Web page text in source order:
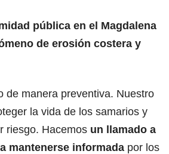
pública en el Magdalena
de erosión costera y
de manera preventiva. Nuestro
la vida de los samarios y
riesgo. Hacemos un llamado a
mantenerse informada por los